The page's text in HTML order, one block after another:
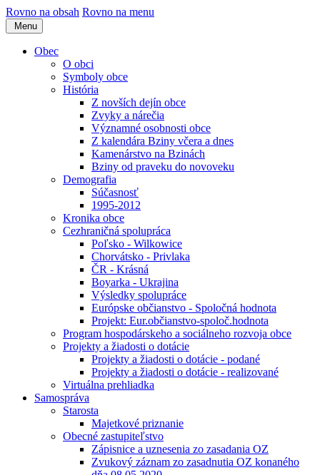
Rovno na obsah Rovno na menu
Menu
Obec
O obci
Symboly obce
História
Z novších dejín obce
Zvyky a nárečia
Významné osobnosti obce
Z kalendára Bziny včera a dnes
Kamenárstvo na Bzinách
Bziny od praveku do novoveku
Demografia
Súčasnosť
1995-2012
Kronika obce
Cezhraničná spolupráca
Poľsko - Wilkowice
Chorvátsko - Privlaka
ČR - Krásná
Boyarka - Ukrajina
Výsledky spolupráce
Európske občianstvo - Spoločná hodnota
Projekt: Eur.občianstvo-spoloč.hodnota
Program hospodárskeho a sociálneho rozvoja obce
Projekty a žiadosti o dotácie
Projekty a žiadosti o dotácie - podané
Projekty a žiadosti o dotácie - realizované
Virtuálna prehliadka
Samospráva
Starosta
Majetkové priznanie
Obecné zastupiteľstvo
Zápisnice a uznesenia zo zasadania OZ
Zvukový záznam zo zasadnutia OZ konaného